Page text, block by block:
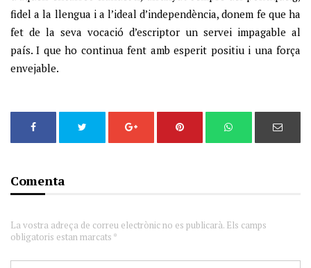
fidel a la llengua i a l’ideal d’independència, donem fe que ha
fet de la seva vocació d’escriptor un servei impagable al
país. I que ho continua fent amb esperit positiu i una força
envejable.
Comenta
La vostra adreça de correu electrònic no es publicarà. Els camps
obligatoris estan marcats *